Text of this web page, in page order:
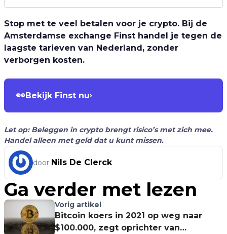
Stop met te veel betalen voor je crypto. Bij de
Amsterdamse exchange Finst handel je tegen de
laagste tarieven van Nederland, zonder
verborgen kosten.
👀Bekijk Finst nu›
Let op: Beleggen in crypto brengt risico’s met zich mee.
Handel alleen met geld dat u kunt missen.
door Nils De Clerck
Ga verder met lezen
Vorig artikel
Bitcoin koers in 2021 op weg naar
$100.000, zegt oprichter van